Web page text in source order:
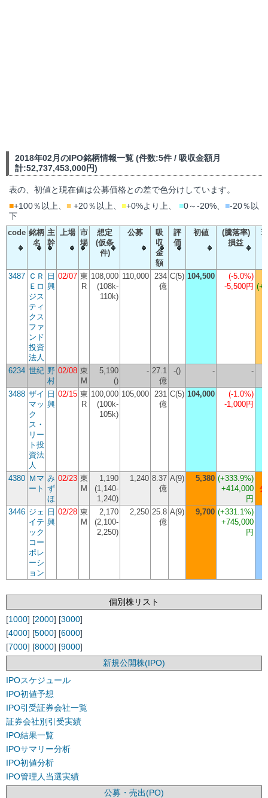
2018年02月のIPO銘柄情報一覧 (件数:5件 / 吸収金額月
計:52,737,453,000円)
表の、初値と現在値は公募価格との差で色分けしています。
■+100％以上、 ■ +20％以上、 ■+0%より上、 ■0～-20%、 ■-20％以
下
code 銘柄
名
主
幹
上場 市
場
想定
(仮条
件)
公募
吸
収
金
額
評
価
初値
(騰落率)
損益
3487 ＣＲ
Ｅロ
ジス
ティ
クス
ファ
ンド
投資
法人
日
興
02/07 東
R
108,000
(108k-
110k)
110,000 234
億
C(5) 104,500 (-5.0%)
-5,500円
6234 世紀 野
村
02/08 東
M
5,190
()
- 27.1
億
-() - -
3488 ザイ
マッ
ク
ス・
リー
ト投
資法
人
日
興
02/15 東
R
100,000
(100k-
105k)
105,000 231
億
C(5) 104,000 (-1.0%)
-1,000円
4380 Ｍマ
ート
み
ず
ほ
02/23 東
M
1,190
(1,140-
1,240)
1,240 8.37
億
A(9) 5,380 (+333.9%)
+414,000
円
3446 ジェ
イテ
ック
コー
ポレ
ーシ
ョン
日
興
02/28 東
M
2,170
(2,100-
2,250)
2,250 25.8
億
A(9) 9,700 (+331.1%)
+745,000
円
個別株リスト
[1000] [2000] [3000]
[4000] [5000] [6000]
[7000] [8000] [9000]
新規公開株(IPO)
IPOスケジュール
IPO初値予想
IPO引受証券会社一覧
証券会社別引受実績
IPO結果一覧
IPOサマリー分析
IPO初値分析
IPO管理人当選実績
公募・売出(PO)